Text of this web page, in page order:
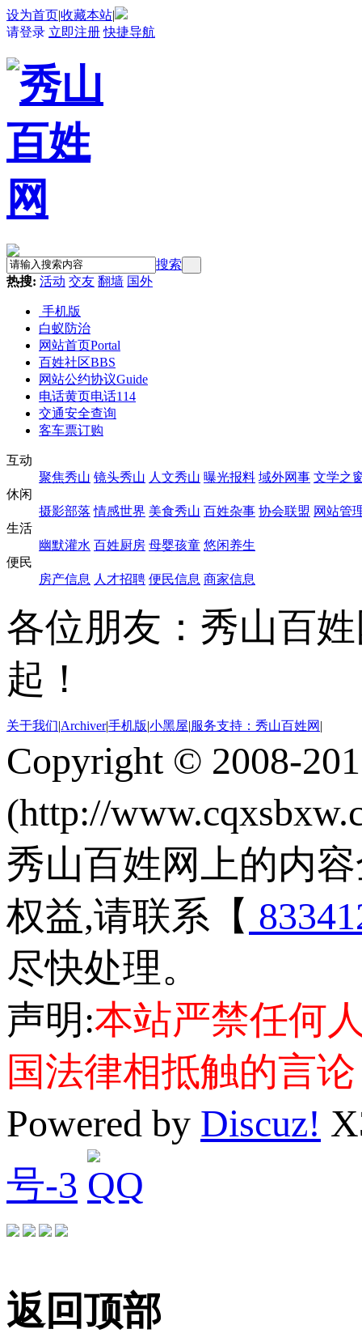
设为首页|收藏本站|
请登录 立即注册 快捷导航
搜索
热搜: 活动 交友 翻墙 国外
手机版
白蚁防治
网站首页Portal
百姓社区BBS
网站公约协议Guide
电话黄页电话114
交通安全查询
客车票订购
互动
聚焦秀山 镜头秀山 人文秀山 曝光报料 域外网事 文学之
休闲
摄影部落 情感世界 美食秀山 百姓杂事 协会联盟 网站管
生活
幽默灌水 百姓厨房 母婴孩童 悠闲养生
便民
房产信息 人才招聘 便民信息 商家信息
各位朋友：秀山百
起！
关于我们|Archiver|手机版|小黑屋|服务支持：秀山百姓网 |
Copyright © 2008-
(http://
秀山百姓网上的内
权益,请联系【
尽快处理。
声明:本站严禁任何
国法律相抵触的言
Powered by Discuz!
号-3
返回顶部